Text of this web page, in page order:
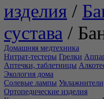
изделия /
сустава /
Домашняя медтехника
Нитрат-тестеры Грелки
Аптечки, таблетницы
Экология дома
Солевые лампы
Ортопедические изделия